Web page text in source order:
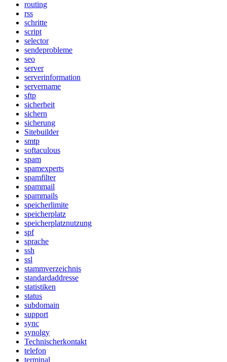
routing
rss
schritte
script
selector
sendeprobleme
seo
server
serverinformation
servername
sftp
sicherheit
sichern
sicherung
Sitebuilder
smtp
softaculous
spam
spamexperts
spamfilter
spammail
spammails
speicherlimite
speicherplatz
speicherplatznutzung
spf
sprache
ssh
ssl
stammverzeichnis
standardaddresse
statistiken
status
subdomain
support
sync
synolgy
Technischerkontakt
telefon
terminal